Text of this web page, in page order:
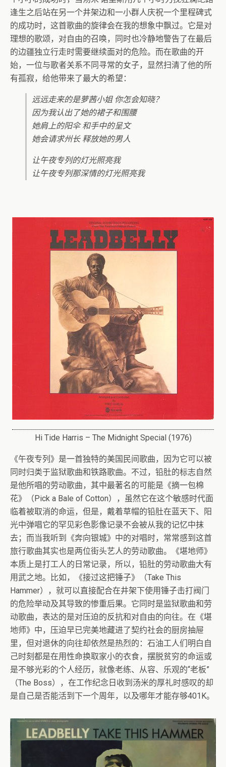
逢生之后站在另一个井架边和一小群人庆祝一个里程碑式
的成功时，这首歌曲的旋律会在我的想象中飘过。它是对
理想的歌颂，对自由的召唤，同时也冷静地警告了在最后
的边疆独立行走时需要继续面对的危险。而在歌曲的开
始，一位与歌者关系不同寻常的女子，显然扫清了他的所
有孤寂，给他带来了最大的希望：
远远走来的是萝茜小姐 你怎会知晓？
因为我认出了她的裙子和围腰
她肩上的阳伞 和手中的呈文
她会请求州长 释放她的男人
让午夜专列的灯光照亮我
让午夜专列那深情的灯光照亮我
Hi Tide Harris – The Midnight Special (1976)
《午夜专列》是一首独特的美国民间歌曲，因为它可以被
同时归类于监狱歌曲和铁路歌曲。不过，铅肚的标志自然
是他所唱的劳动歌曲，其中最著名的可能是《摘一包棉
花》（Pick a Bale of Cotton），虽然它在这个敏感时代面
临着被取消的命运，但是，戴着草帽的铅肚在蓝天下、阳
光中弹唱它的罕见彩色影像记录不会被从我的记忆中抹
去；而当我听到《奔向银城》中的对唱时，常常感到这首
旅行歌曲其实也是两位街头艺人的劳动歌曲。《堪地师》
本质上是打工人的日常记录，所以，铅肚的劳动歌曲大有
用武之地。比如，《接过这把锤子》（Take This
Hammer），就可以直接配合在井架下使用锤子击打阀门
的危险举动及其导致的惨重后果。它同时是监狱歌曲和劳
动歌曲，表达的是对压迫的反抗和对自由的向往。在《堪
地师》中，压迫早已完美地藏进了契约社会的厨房抽屉
里，但对退休的向往却依然是热烈的：石油工人们明白自
己时刻都是在用性命换取家小的衣食，摆脱贫穷的命运或
是不够光彩的个人经历，就像老练、从容、乐观的“老板”
（The Boss），在工作纪念日收到汤米的厚礼时感叹的却
是自己是否能活到下一个周年，以及哪年才能存够401K。